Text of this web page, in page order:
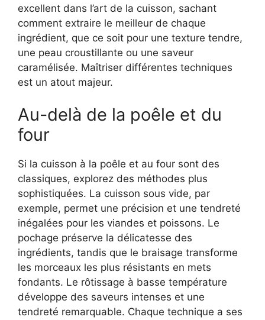
excellent dans l’art de la cuisson, sachant
comment extraire le meilleur de chaque
ingrédient, que ce soit pour une texture tendre,
une peau croustillante ou une saveur
caramélisée. Maîtriser différentes techniques
est un atout majeur.
Au-delà de la poêle et du
four
Si la cuisson à la poêle et au four sont des
classiques, explorez des méthodes plus
sophistiquées. La cuisson sous vide, par
exemple, permet une précision et une tendreté
inégalées pour les viandes et poissons. Le
pochage préserve la délicatesse des
ingrédients, tandis que le braisage transforme
les morceaux les plus résistants en mets
fondants. Le rôtissage à basse température
développe des saveurs intenses et une
tendreté remarquable. Chaque technique a ses